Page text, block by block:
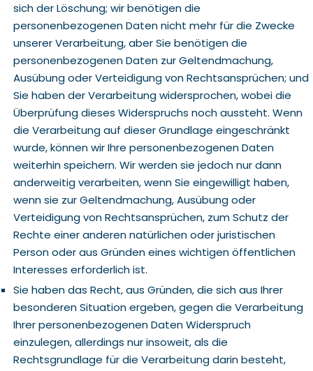
sich der Löschung; wir benötigen die
personenbezogenen Daten nicht mehr für die Zwecke
unserer Verarbeitung, aber Sie benötigen die
personenbezogenen Daten zur Geltendmachung,
Ausübung oder Verteidigung von Rechtsansprüchen; und
Sie haben der Verarbeitung widersprochen, wobei die
Überprüfung dieses Widerspruchs noch aussteht. Wenn
die Verarbeitung auf dieser Grundlage eingeschränkt
wurde, können wir Ihre personenbezogenen Daten
weiterhin speichern. Wir werden sie jedoch nur dann
anderweitig verarbeiten, wenn Sie eingewilligt haben,
wenn sie zur Geltendmachung, Ausübung oder
Verteidigung von Rechtsansprüchen, zum Schutz der
Rechte einer anderen natürlichen oder juristischen
Person oder aus Gründen eines wichtigen öffentlichen
Interesses erforderlich ist.
Sie haben das Recht, aus Gründen, die sich aus Ihrer
besonderen Situation ergeben, gegen die Verarbeitung
Ihrer personenbezogenen Daten Widerspruch
einzulegen, allerdings nur insoweit, als die
Rechtsgrundlage für die Verarbeitung darin besteht,